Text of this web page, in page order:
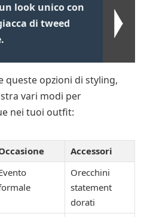
look unico con
di tweed
queste opzioni di styling,
vari modi per
nei tuoi outfit:
Accessori
Orecchini
statement
dorati